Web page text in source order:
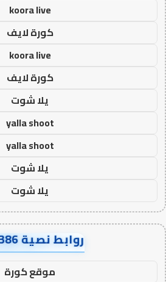
koora live
كورة لايف
koora live
كورة لايف
يلا شوت
yalla shoot
yalla shoot
يلا شوت
يلا شوت
روابط نصية AA5386
موقع كورة